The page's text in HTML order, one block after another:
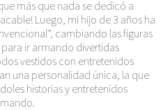
más que nada se dedicó a
Luego, mi hijo de 3 años ha
cambiando las figuras
ir armando divertidas
vestidos con entretenidos
una personalidad única, la que
historias y entretenidos